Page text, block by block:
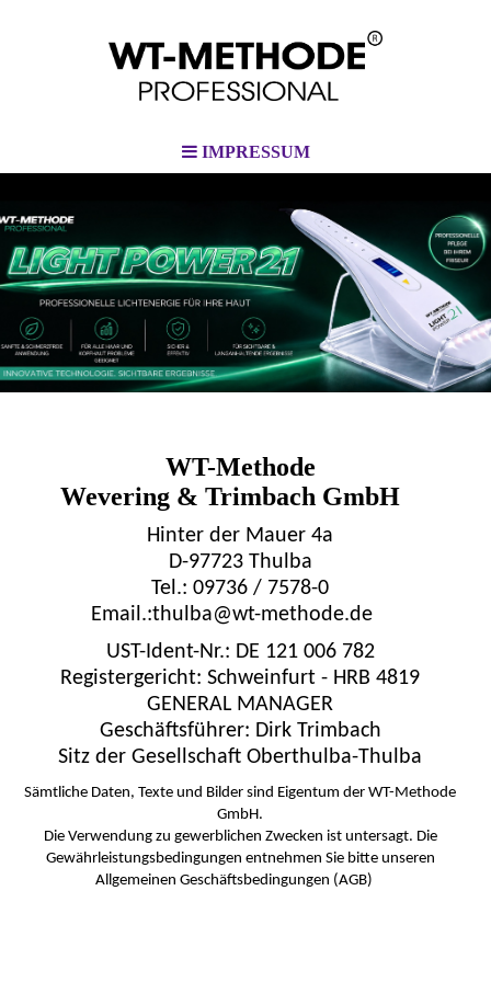
IMPRESSUM
PROFESSIONAL
WT-Methode
Wevering & Trimbach GmbH
Hinter der Mauer 4a
D-97723 Thulba
Tel.: 09736 / 7578-0
Email.:thulba@wt-methode.de
UST-Ident-Nr.: DE 121 006 782
Registergericht: Schweinfurt - HRB 4819
GENERAL MANAGER
Geschäftsführer: Dirk Trimbach
Sitz der Gesellschaft Oberthulba-Thulba
Sämtliche Daten, Texte und Bilder sind Eigentum der WT-Methode
GmbH.
Die Verwendung zu gewerblichen Zwecken ist untersagt. Die
Gewährleistungsbedingungen entnehmen Sie bitte unseren
Allgemeinen Geschäftsbedingungen (AGB)